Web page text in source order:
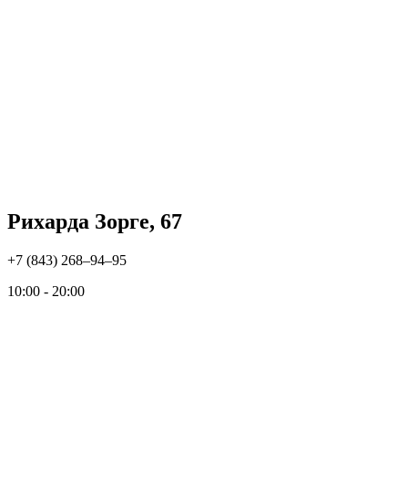
Рихарда Зорге, 67
+7 (843) 268‒94‒95
10:00 - 20:00